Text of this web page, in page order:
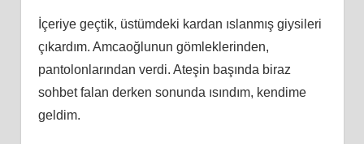
İçeriye geçtik, üstümdeki kardan ıslanmış giysileri
çıkardım. Amcaoğlunun gömleklerinden,
pantolonlarından verdi. Ateşin başında biraz
sohbet falan derken sonunda ısındım, kendime
geldim.